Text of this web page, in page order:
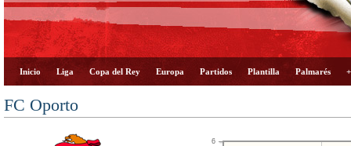
Inicio Liga Copa del Rey Europa Partidos Plantilla Palmarés
FC Oporto
6